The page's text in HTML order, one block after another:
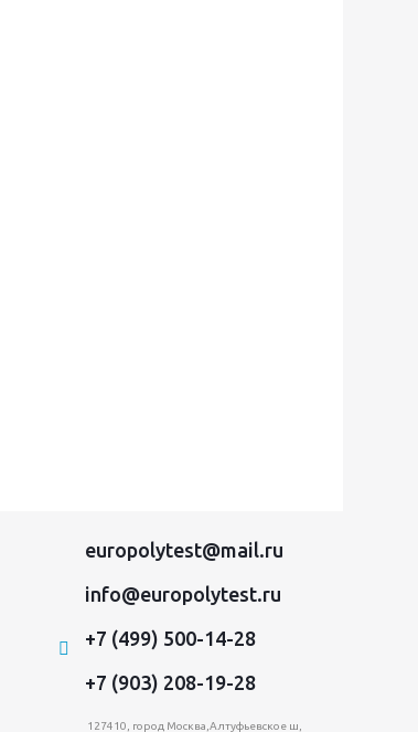
europolytest@mail.ru
info@europolytest.ru
+7 (499) 500-14-28
+7 (903) 208-19-28
127410, город Москва,Алтуфьевское ш,